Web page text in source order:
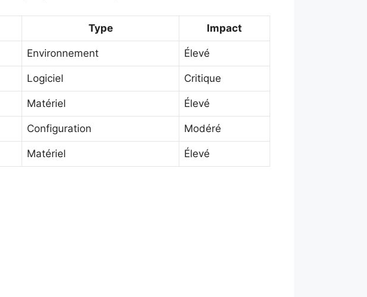
Type Impact
Environnement Élevé
Logiciel Critique
Matériel Élevé
Configuration Modéré
Matériel Élevé